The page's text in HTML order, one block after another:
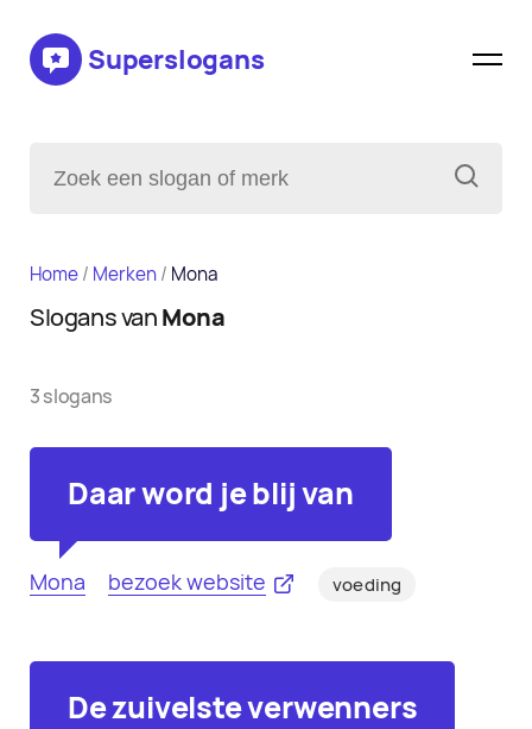
Superslogans
Home/ Merken/ Mona
Slogans vanMona
3 slogans
Daar word je blij van
Mona bezoek website voeding
De zuivelste verwenners